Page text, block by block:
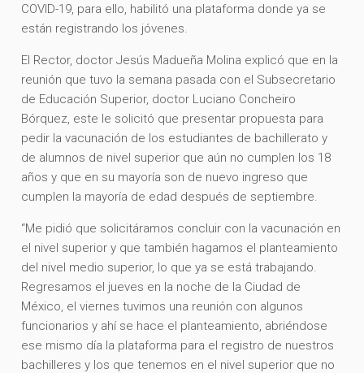
COVID-19, para ello, habilitó una plataforma donde ya se
están registrando los jóvenes.
El Rector, doctor Jesús Madueña Molina explicó que en la
reunión que tuvo la semana pasada con el Subsecretario
de Educación Superior, doctor Luciano Concheiro
Bórquez, este le solicitó que presentar propuesta para
pedir la vacunación de los estudiantes de bachillerato y
de alumnos de nivel superior que aún no cumplen los 18
años y que en su mayoría son de nuevo ingreso que
cumplen la mayoría de edad después de septiembre.
“Me pidió que solicitáramos concluir con la vacunación en
el nivel superior y que también hagamos el planteamiento
del nivel medio superior, lo que ya se está trabajando.
Regresamos el jueves en la noche de la Ciudad de
México, el viernes tuvimos una reunión con algunos
funcionarios y ahí se hace el planteamiento, abriéndose
ese mismo día la plataforma para el registro de nuestros
bachilleres y los que tenemos en el nivel superior que no